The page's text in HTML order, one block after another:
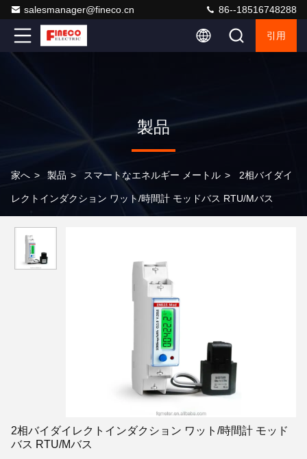
salesmanager@fineco.cn 86--18516748288
引用
製品
家へ > 製品 > スマートなエネルギー メートル > 2相バイダイ
レクトインダクション ワット/時間計 モッドバス RTU/Mバス
2相バイダイレクトインダクション ワット/時間計 モッド
バス RTU/Mバス